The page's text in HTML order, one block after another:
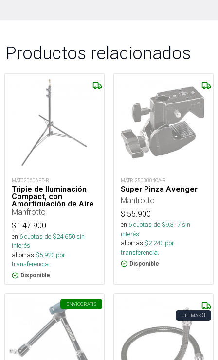
Productos relacionados
MAT020606FE-R
Tripie de Iluminación
Compact, con
Amortiguación de Aire
Manfrotto
$ 147.900
en 6cuotas de $24.650sin
interés
ahorras $5.920 por
transferencia.
Disponible
MATRI2503004CA-R
Super Pinza Avenger
Manfrotto
$ 55.900
en 6cuotas de $9.317sin
interés
ahorras $2.240 por
transferencia.
Disponible
ENVÍOGRATIS
ÚLTIMAS3